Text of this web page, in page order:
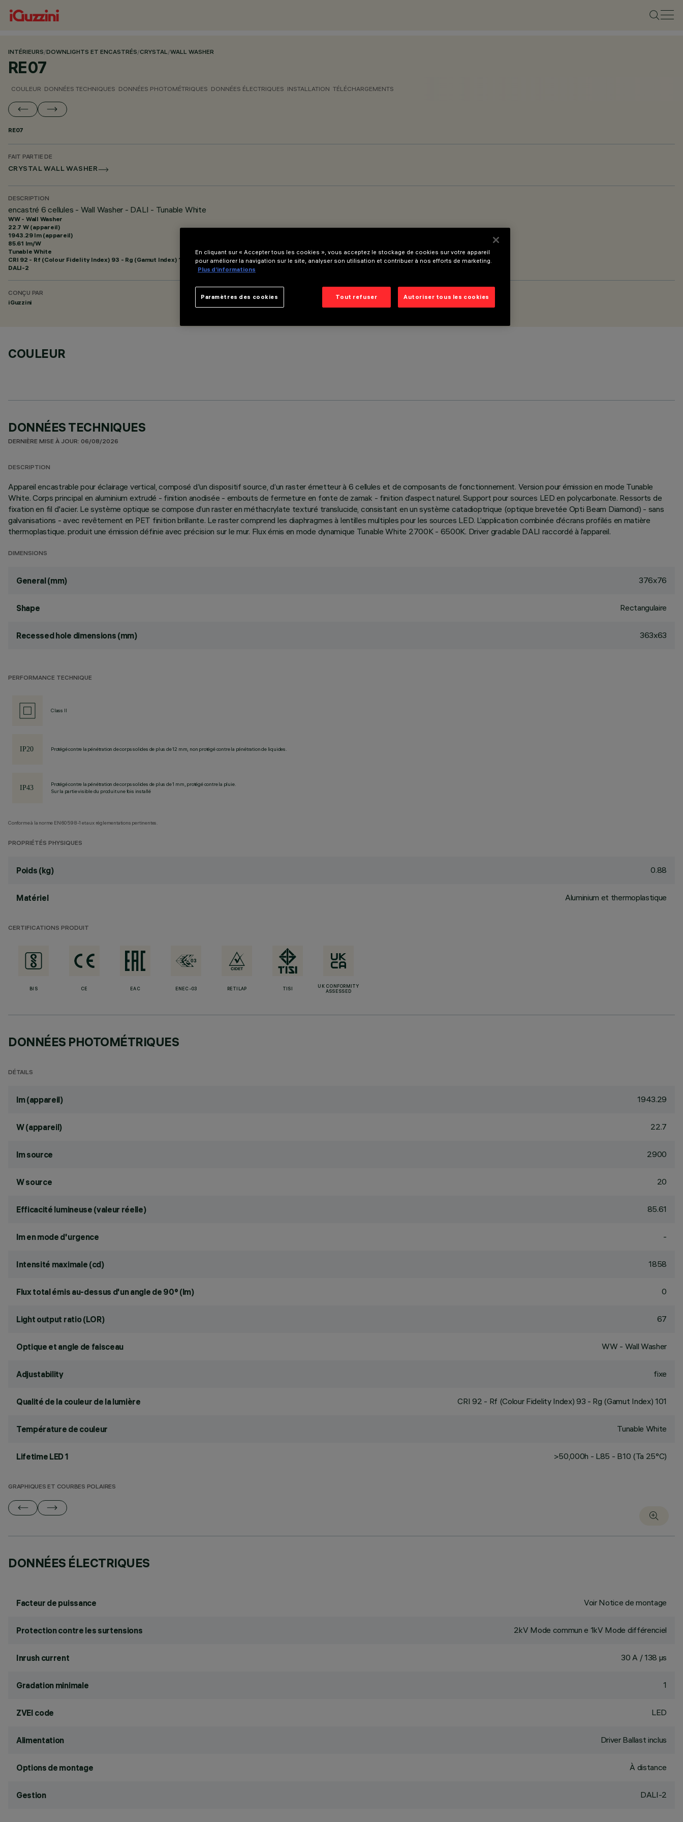
INTÉRIEURS/DOWNLIGHTS ET ENCASTRÉS/CRYSTAL/WALL WASHER
RE07
COULEUR DONNÉES TECHNIQUES DONNÉES PHOTOMÉTRIQUES DONNÉES ÉLECTRIQUES INSTALLATION TÉLÉCHARGEMENTS
RE07
FAIT PARTIE DE
CRYSTAL WALL WASHER
DESCRIPTION
encastré 6 cellules - Wall Washer - DALI - Tunable White
WW - Wall Washer
22.7 W (appareil)
1943.29 lm (appareil)
85.61 lm/W
Tunable White
CRI 92 - Rf (Colour Fidelity Index) 93 - Rg (Gamut Index) 101
DALI-2
CONÇU PAR
iGuzzini
COULEUR
DONNÉES TECHNIQUES
DERNIÈRE MISE À JOUR: 06/08/2026
DESCRIPTION
Appareil encastrable pour éclairage vertical, composé d'un dispositif source, d’un raster émetteur à 6 cellules et de composants de fonctionnement. Version pour émission en mode Tunable
White. Corps principal en aluminium extrudé - finition anodisée - embouts de fermeture en fonte de zamak - finition d’aspect naturel. Support pour sources LED en polycarbonate. Ressorts de
fixation en fil d'acier. Le système optique se compose d’un raster en méthacrylate texturé translucide, consistant en un système catadioptrique (optique brevetée Opti Beam Diamond) - sans
galvanisations - avec revêtement en PET finition brillante. Le raster comprend les diaphragmes à lentilles multiples pour les sources LED. L’application combinée d’écrans profilés en matière
thermoplastique. produit une émission définie avec précision sur le mur. Flux émis en mode dynamique Tunable White 2700K - 6500K. Driver gradable DALI raccordé à l’appareil.
DIMENSIONS
General (mm) 376x76
Shape Rectangulaire
Recessed hole dimensions (mm) 363x63
PERFORMANCE TECHNIQUE
Class II
Protégé contre la pénétration de corps solides de plus de 12 mm, non protégé contre la pénétration de liquides.
Protégé contre la pénétration de corps solides de plus de 1 mm, protégé contre la pluie.
Sur la partie visible du produit une fois installé
Conforme à la norme EN60598-1 et aux réglementations pertinentes.
PROPRIÉTÉS PHYSIQUES
Poids (kg) 0.88
Matériel Aluminium et thermoplastique
CERTIFICATIONS PRODUIT
BIS CE EAC ENEC-03 RETILAP TISI
UK CONFORMITY
ASSESSED
DONNÉES PHOTOMÉTRIQUES
DÉTAILS
lm (appareil) 1943.29
W (appareil) 22.7
lm source 2900
W source 20
Efficacité lumineuse (valeur réelle) 85.61
lm en mode d'urgence -
Intensité maximale (cd) 1858
Flux total émis au-dessus d'un angle de 90° (lm) 0
Light output ratio (LOR) 67
Optique et angle de faisceau WW - Wall Washer
Adjustability fixe
Qualité de la couleur de la lumière CRI92 - Rf (Colour Fidelity Index) 93 - Rg (Gamut Index) 101
Température de couleur Tunable White
Lifetime LED 1 >50,000h - L85 - B10 (Ta 25°C)
GRAPHIQUES ET COURBES POLAIRES
DONNÉES ÉLECTRIQUES
Facteur de puissance Voir Notice de montage
Protection contre les surtensions 2kV Mode commun e 1kV Mode différenciel
Inrush current 30 A / 138 µs
Gradation minimale 1
ZVEI code LED
Alimentation Driver Ballast inclus
Options de montage À distance
Gestion DALI-2
En cliquant sur « Accepter tous les cookies », vous acceptez le stockage de cookies sur votre appareil
pour améliorer la navigation sur le site, analyser son utilisation et contribuer à nos efforts de marketing.
Plus d’informations
Tout refuser Autoriser tous les cookies
Paramètres des cookies